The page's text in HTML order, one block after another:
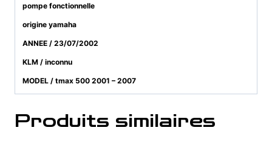
pompe fonctionnelle
origine yamaha
ANNEE / 23/07/2002
KLM / inconnu
MODEL / tmax 500 2001 – 2007
Produits similaires